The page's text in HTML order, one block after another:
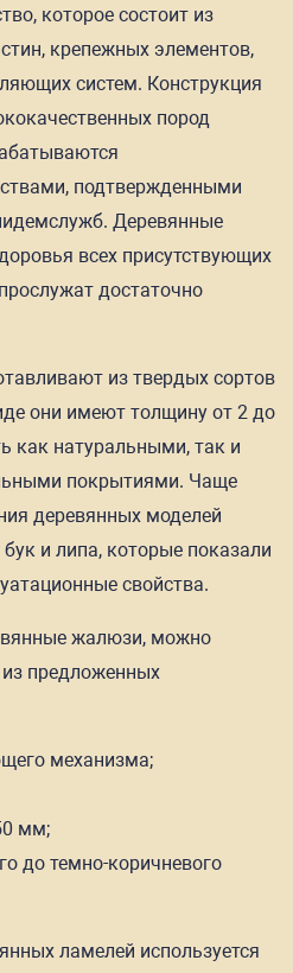
которое состоит из
крепежных элементов,
систем. Конструкция
пород
подтвержденными
Деревянные
всех присутствующих
достаточно
из твердых сортов
они имеют толщину от 2 до
как натуральными, так и
покрытиями. Чаще
деревянных моделей
и липа, которые показали
свойства.
жалюзи, можно
предложенных
механизма;
мм;
до темно-коричневого
ламелей используется